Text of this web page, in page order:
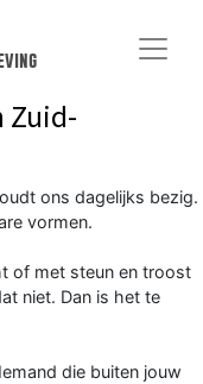
Zuid-
ons dagelijks bezig.
vormen.
of met steun en troost
niet. Dan is het te
die buiten jouw